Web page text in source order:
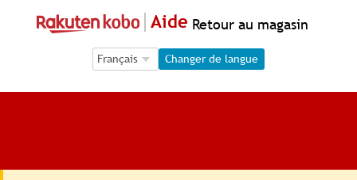
Aide Retour au magasin
Language Selection
Language Selection
Changer de langue